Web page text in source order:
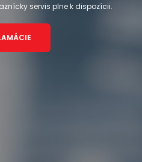
servis plne k dispozícii.